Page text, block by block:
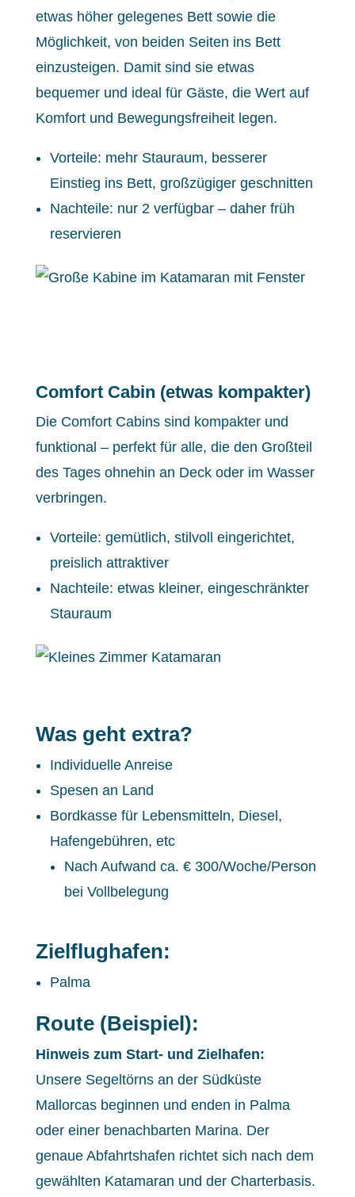
etwas höher gelegenes Bett sowie die
Möglichkeit, von beiden Seiten ins Bett
einzusteigen. Damit sind sie etwas
bequemer und ideal für Gäste, die Wert auf
Komfort und Bewegungsfreiheit legen.
Vorteile: mehr Stauraum, besserer
Einstieg ins Bett, großzügiger geschnitten
Nachteile: nur 2 verfügbar – daher früh
reservieren
Comfort Cabin (etwas kompakter)
Die Comfort Cabins sind kompakter und
funktional – perfekt für alle, die den Großteil
des Tages ohnehin an Deck oder im Wasser
verbringen.
Vorteile: gemütlich, stilvoll eingerichtet,
preislich attraktiver
Nachteile: etwas kleiner, eingeschränkter
Stauraum
Was geht extra?
Individuelle Anreise
Spesen an Land
Bordkasse für Lebensmitteln, Diesel,
Hafengebühren, etc
Nach Aufwand ca. € 300/Woche/Person
bei Vollbelegung
Zielflughafen:
Palma
Route (Beispiel):
Hinweis zum Start- und Zielhafen:
Unsere Segeltörns an der Südküste
Mallorcas beginnen und enden in Palma
oder einer benachbarten Marina. Der
genaue Abfahrtshafen richtet sich nach dem
gewählten Katamaran und der Charterbasis.